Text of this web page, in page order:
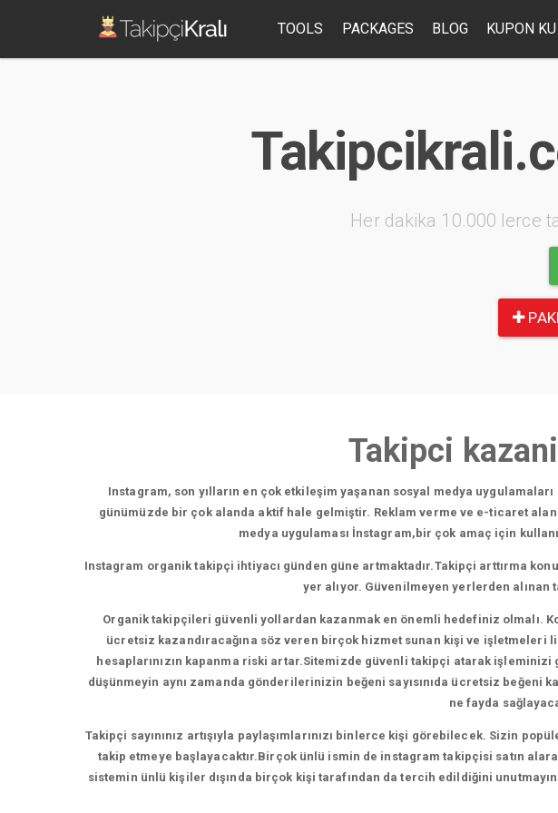
TOOLS PACKAGES BLOG KUPON
Her dakika 10.000 lerce
Takipci
Instagram, son yılların en çok etkileşim yaşanan sosyal medya
günümüzde bir çok alanda aktif hale gelmiştir. Reklam verme ve e-ticaret
medya uygulaması İnstagram,bir çok amaç için
Instagram organik takipçi ihtiyacı günden güne artmaktadır.Takipçi arttırma
yer alıyor. Güvenilmeyen yerlerden
Organik takipçileri güvenli yollardan kazanmak en önemli hedefiniz olmalı.
ücretsiz kazandıracağına söz veren birçok hizmet sunan kişi ve işletmeleri
hesaplarınızın kapanma riski artar.Sitemizde güvenli takipçi atarak
düşünmeyin aynı zamanda gönderilerinizin beğeni sayısınıda ücretsiz beğeni
ne fayda
Takipçi sayınınız artışıyla paylaşımlarınızı binlerce kişi görebilecek. Sizin
takip etmeye başlayacaktır.Birçok ünlü ismin de instagram takipçisi satın
sistemin ünlü kişiler dışında birçok kişi tarafından da tercih edildiğini